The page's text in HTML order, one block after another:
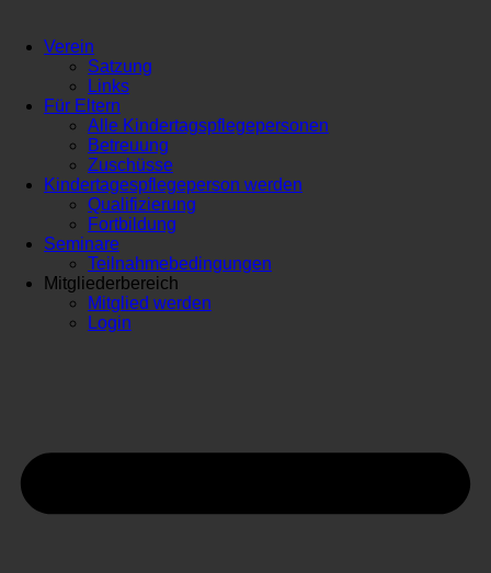
Verein
Satzung
Links
Für Eltern
Alle Kindertagspflegepersonen
Betreuung
Zuschüsse
Kindertagespflegeperson werden
Qualifizierung
Fortbildung
Seminare
Teilnahmebedingungen
Mitgliederbereich
Mitglied werden
Login